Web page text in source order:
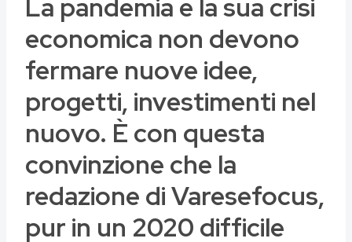
La pandemia e la sua crisi
economica non devono
fermare nuove idee,
progetti, investimenti nel
nuovo. È con questa
convinzione che la
redazione di Varesefocus,
pur in un 2020 difficile